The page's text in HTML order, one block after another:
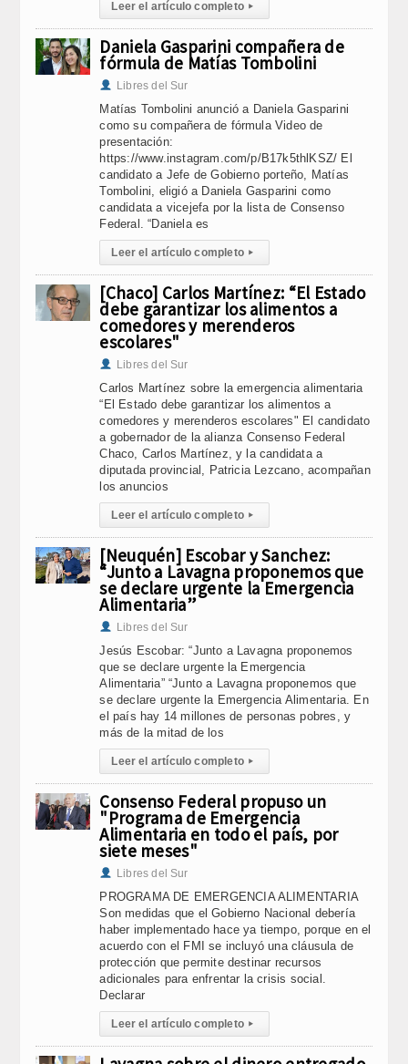
Leer el artículo completo ▸
Daniela Gasparini compañera de
fórmula de Matías Tombolini
Libres del Sur
Matías Tombolini anunció a Daniela Gasparini
como su compañera de fórmula Video de
presentación:
https://www.instagram.com/p/B17k5thlKSZ/ El
candidato a Jefe de Gobierno porteño, Matías
Tombolini, eligió a Daniela Gasparini como
candidata a vicejefa por la lista de Consenso
Federal. “Daniela es
Leer el artículo completo ▸
[Chaco] Carlos Martínez: “El Estado
debe garantizar los alimentos a
comedores y merenderos
escolares"
Libres del Sur
Carlos Martínez sobre la emergencia alimentaria
“El Estado debe garantizar los alimentos a
comedores y merenderos escolares" El candidato
a gobernador de la alianza Consenso Federal
Chaco, Carlos Martínez, y la candidata a
diputada provincial, Patricia Lezcano, acompañan
los anuncios
Leer el artículo completo ▸
[Neuquén] Escobar y Sanchez:
“Junto a Lavagna proponemos que
se declare urgente la Emergencia
Alimentaria”
Libres del Sur
Jesús Escobar: “Junto a Lavagna proponemos
que se declare urgente la Emergencia
Alimentaria” “Junto a Lavagna proponemos que
se declare urgente la Emergencia Alimentaria. En
el país hay 14 millones de personas pobres, y
más de la mitad de los
Leer el artículo completo ▸
Consenso Federal propuso un
"Programa de Emergencia
Alimentaria en todo el país, por
siete meses"
Libres del Sur
PROGRAMA DE EMERGENCIA ALIMENTARIA
Son medidas que el Gobierno Nacional debería
haber implementado hace ya tiempo, porque en el
acuerdo con el FMI se incluyó una cláusula de
protección que permite destinar recursos
adicionales para enfrentar la crisis social.
Declarar
Leer el artículo completo ▸